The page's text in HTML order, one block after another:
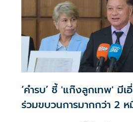
‘คำรบ’ ชี้ 'แก๊งลูกเทพ' มี
ร่วมขบวนการมากกว่า 2